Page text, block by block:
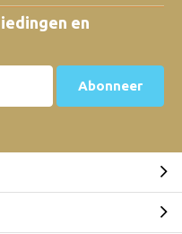
en
Abonneer